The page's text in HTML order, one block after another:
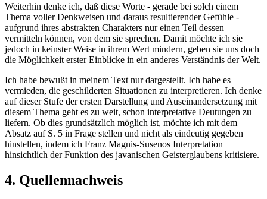
Weiterhin denke ich, daß diese Worte - gerade bei solch einem
Thema voller Denkweisen und daraus resultierender Gefühle -
aufgrund ihres abstrakten Charakters nur einen Teil dessen
vermitteln können, von dem sie sprechen. Damit möchte ich sie
jedoch in keinster Weise in ihrem Wert mindern, geben sie uns doch
die Möglichkeit erster Einblicke in ein anderes Verständnis der Welt.
Ich habe bewußt in meinem Text nur dargestellt. Ich habe es
vermieden, die geschilderten Situationen zu interpretieren. Ich denke
auf dieser Stufe der ersten Darstellung und Auseinandersetzung mit
diesem Thema geht es zu weit, schon interpretative Deutungen zu
liefern. Ob dies grundsätzlich möglich ist, möchte ich mit dem
Absatz auf S. 5 in Frage stellen und nicht als eindeutig gegeben
hinstellen, indem ich Franz Magnis-Susenos Interpretation
hinsichtlich der Funktion des javanischen Geisterglaubens kritisiere.
4. Quellennachweis